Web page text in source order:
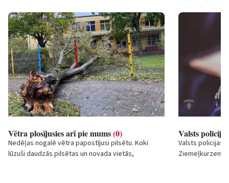
Vētra plosījusies arī pie mums(0)
Nedēļas nogalē vētra papostījusi pilsētu. Koki
lūzuši daudzās pilsētas un novada vietās,
Valsts
Valsts policijas